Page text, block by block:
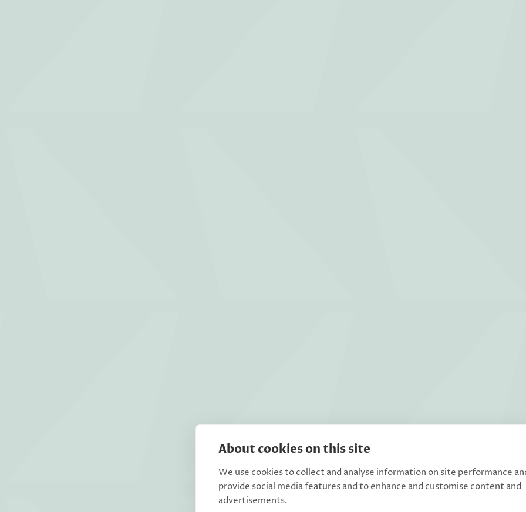
About cookies on this site
We use cookies to collect and analyse information on site performance
provide social media features and to enhance and customise content and
advertisements.